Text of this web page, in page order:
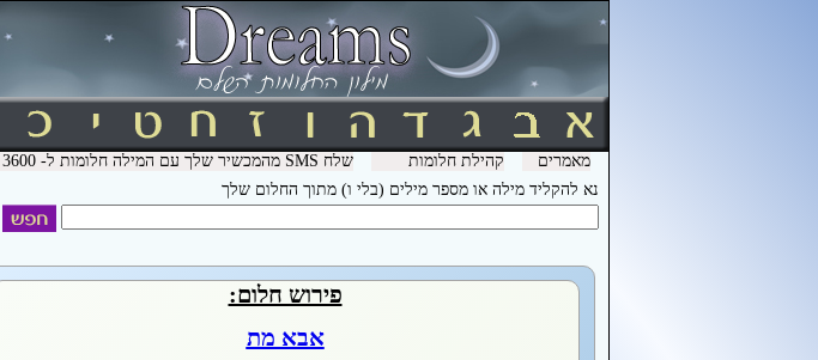
מאמרים קהילת חלומות
שלח SMS מהמכשיר שלך עם המילה חלומות ל- 3600 וקבל לינק לפירוש חלומות בסלולר
נא להקליד מילה או מספר מילים (בלי ו) מתוך החלום שלך
פירוש חלום:
אבא מת